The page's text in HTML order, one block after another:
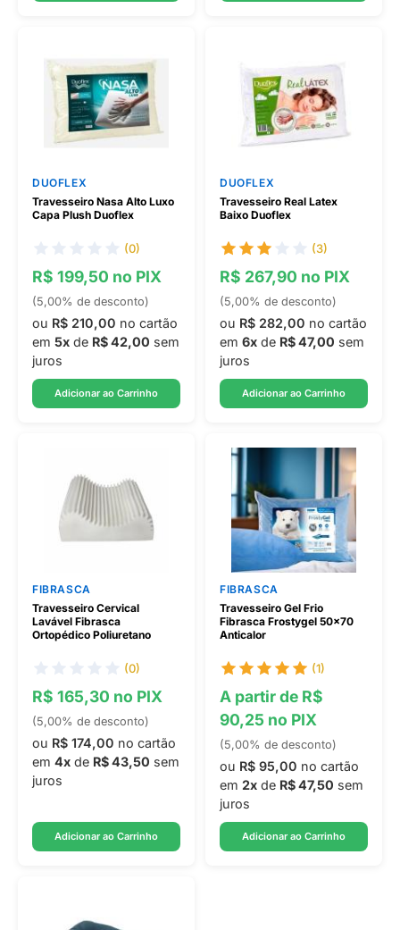
DUOFLEX
Travesseiro Nasa Alto Luxo
Capa Plush Duoflex
(0)
R$ 199,50 no PIX
(5,00% de desconto)
ou R$ 210,00 no cartão
em 5x de R$ 42,00 sem
juros
Adicionar ao Carrinho
DUOFLEX
Travesseiro Real Latex
Baixo Duoflex
(3)
R$ 267,90 no PIX
(5,00% de desconto)
ou R$ 282,00 no cartão
em 6x de R$ 47,00 sem
juros
Adicionar ao Carrinho
FIBRASCA
Travesseiro Cervical
Lavável Fibrasca
Ortopédico Poliuretano
(0)
R$ 165,30 no PIX
(5,00% de desconto)
ou R$ 174,00 no cartão
em 4x de R$ 43,50 sem
juros
Adicionar ao Carrinho
FIBRASCA
Travesseiro Gel Frio
Fibrasca Frostygel 50x70
Anticalor
(1)
A partir de R$
90,25 no PIX
(5,00% de desconto)
ou R$ 95,00 no cartão
em 2x de R$ 47,50 sem
juros
Adicionar ao Carrinho